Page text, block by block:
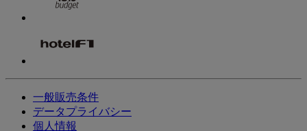
一般販売条件
データプライバシー
個人情報